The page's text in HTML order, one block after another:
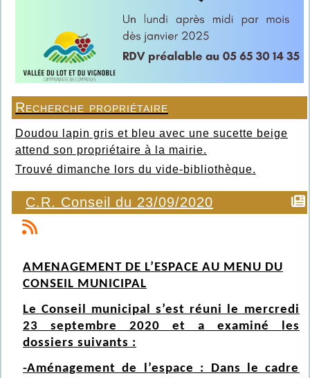
Recherche propriétaire
Doudou lapin gris et bleu avec une sucette beige
attend son propriétaire à la mairie.
Trouvé dimanche lors du vide-bibliothèque.
C.R. Conseil du 23/09/2020
AMENAGEMENT DE L’ESPACE AU MENU DU
CONSEIL MUNICIPAL
Le Conseil municipal s’est réuni le mercredi
23 septembre 2020 et a examiné les
dossiers suivants :
-Aménagement de l’espace : Dans le cadre